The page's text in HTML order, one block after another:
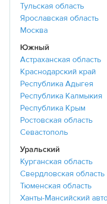
Тульская область
Ярославская область
Москва
Южный
Астраханская область
Краснодарский край
Республика Адыгея
Республика Калмыкия
Республика Крым
Ростовская область
Севастополь
Уральский
Курганская область
Свердловская область
Тюменская область
Ханты-Мансийский